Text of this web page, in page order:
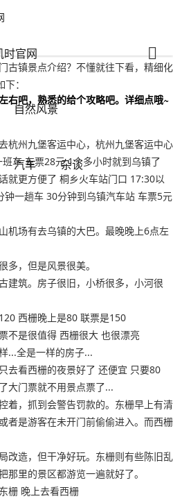
时官网
自然风景
汽车 杂谈
介绍-www.尊龙凯时888
古镇景点介绍？不懂就往下看，精细化
：
右吧，熟悉的给个攻略吧。详细点哦~
杭州九堡客运中心，杭州九堡客运中心
车 车票28元 1个多小时就到乌镇了
就更方便了 桐乡火车站门口 17:30以
一趟车 30分钟到乌镇汽车站 车票5元
机场有去乌镇的大巴。最晚晚上6点左
多，但是风景很美。
建筑。房子很旧，小桥很多，小河很
西栅晚上是80 联票是150
不是很值得 西栅很大 也很漂亮
...全是一样的房子...
去看西栅的夜景好了 还便宜 只要80
大门票就不用景点票了...
着，抓到会警告罚款的。东栅早上有清
者是游客在未开门前偷偷进入。而西栅
改造，但干净好玩。东栅则有些陈旧乱
里的景区都游览一遍就好了。
栅 晚上去看西栅